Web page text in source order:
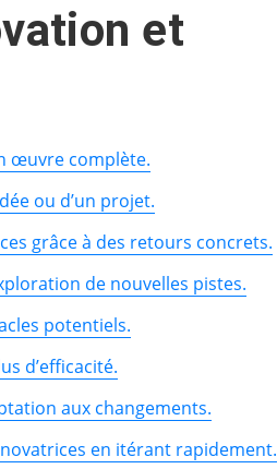
et
œuvre complète.
ou d’un projet.
grâce à des retours concrets.
de nouvelles pistes.
potentiels.
d’efficacité.
aux changements.
en itérant rapidement.